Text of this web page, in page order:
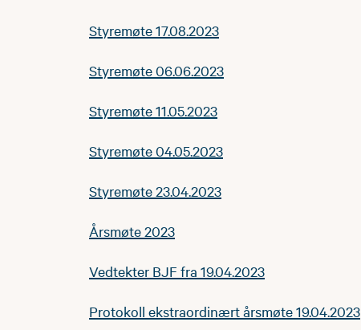
Styremøte 17.08.2023
Styremøte 06.06.2023
Styremøte 11.05.2023
Styremøte 04.05.2023
Styremøte 23.04.2023
Årsmøte 2023
Vedtekter BJF fra 19.04.2023
Protokoll ekstraordinært årsmøte 19.04.2023